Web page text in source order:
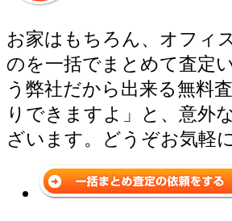
お家はもちろん、オフィ
のを一括でまとめて査定
う弊社だから出来る無料
りできますよ」と、意外
ざいます。どうぞお気軽